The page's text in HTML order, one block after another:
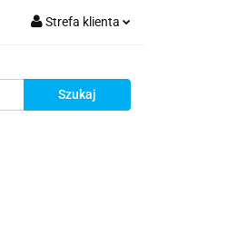
Strefa klienta
Zarejestruj się